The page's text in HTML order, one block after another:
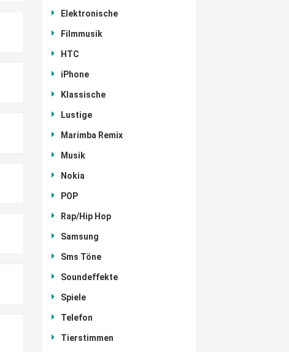
Elektronische
Filmmusik
HTC
iPhone
Klassische
Lustige
Marimba Remix
Musik
Nokia
POP
Rap/Hip Hop
Samsung
Sms Töne
Soundeffekte
Spiele
Telefon
Tierstimmen